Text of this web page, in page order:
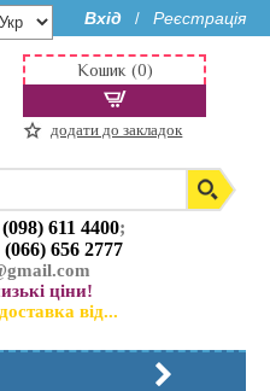
Вхід / Реєстрація
(098) 611 4400;
(066) 656 2777
ціни!
від...
Кошик (0)
додати до закладок